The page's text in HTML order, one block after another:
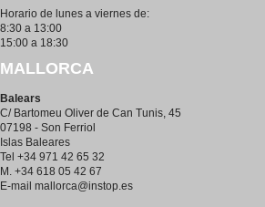
Horario de lunes a viernes de:
8:30 a 13:00
15:00 a 18:30
MALLORCA
Balears
C/ Bartomeu Oliver de Can Tunis, 45
07198 - Son Ferriol
Islas Baleares
Tel +34 971 42 65 32
M. +34 618 05 42 67
E-mail mallorca@instop.es